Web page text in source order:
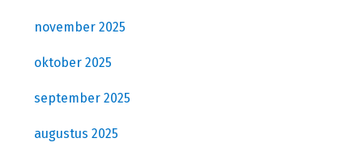
november 2025
oktober 2025
september 2025
augustus 2025